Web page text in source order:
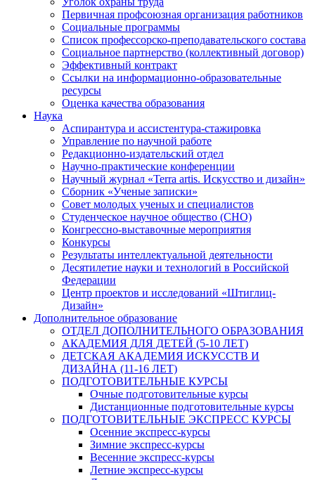
Первичная профсоюзная организация работников
Социальные программы
Список профессорско-преподавательского состава
Социальное партнерство (коллективный договор)
Эффективный контракт
Ссылки на информационно-образовательные
ресурсы
Оценка качества образования
Наука
Аспирантура и ассистентура-стажировка
Управление по научной работе
Редакционно-издательский отдел
Научно-практические конференции
Научный журнал «Terra artis. Искусство и дизайн»
Сборник «Ученые записки»
Совет молодых ученых и специалистов
Студенческое научное общество (СНО)
Конгрессно-выставочные мероприятия
Конкурсы
Результаты интеллектуальной деятельности
Десятилетие науки и технологий в Российской
Федерации
Центр проектов и исследований «Штиглиц-
Дизайн»
Дополнительное образование
ОТДЕЛ ДОПОЛНИТЕЛЬНОГО ОБРАЗОВАНИЯ
АКАДЕМИЯ ДЛЯ ДЕТЕЙ (5-10 ЛЕТ)
ДЕТСКАЯ АКАДЕМИЯ ИСКУССТВ И
ДИЗАЙНА (11-16 ЛЕТ)
ПОДГОТОВИТЕЛЬНЫЕ КУРСЫ
Очные подготовительные курсы
Дистанционные подготовительные курсы
ПОДГОТОВИТЕЛЬНЫЕ ЭКСПРЕСС КУРСЫ
Осенние экспресс-курсы
Зимние экспресс-курсы
Весенние экспресс-курсы
Летние экспресс-курсы